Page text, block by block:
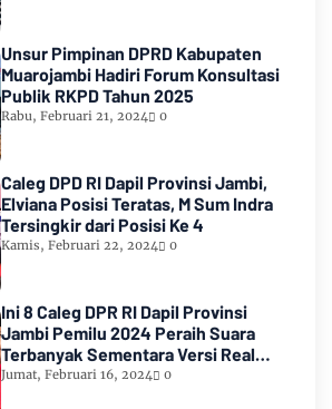
Unsur Pimpinan DPRD Kabupaten
Muarojambi Hadiri Forum Konsultasi
Publik RKPD Tahun 2025
Rabu, Februari 21, 2024 0
Caleg DPD RI Dapil Provinsi Jambi,
Elviana Posisi Teratas, M Sum Indra
Tersingkir dari Posisi Ke 4
Kamis, Februari 22, 2024 0
Ini 8 Caleg DPR RI Dapil Provinsi
Jambi Pemilu 2024 Peraih Suara
Terbanyak Sementara Versi Real
Count KPU RI
Jumat, Februari 16, 2024 0